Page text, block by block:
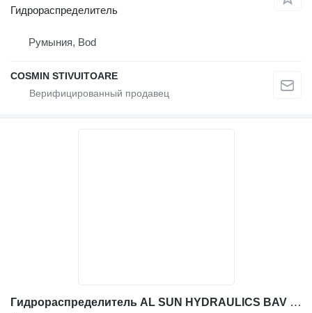
Гидрораспределитель
Румыния, Bod
COSMIN STIVUITOARE
Гидрораспределитель AL SUN HYDRAULICS BAV 9DA9-A2 для экскаватора